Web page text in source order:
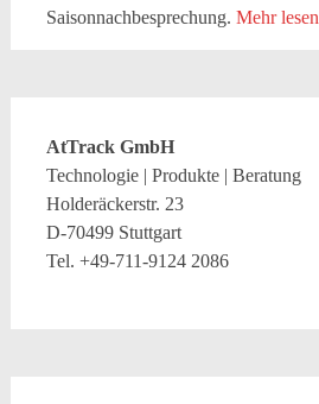
Saisonnachbesprechung. Mehr lesen
AtTrack GmbH
Technologie | Produkte | Beratung
Holderäckerstr. 23
D-70499 Stuttgart
Tel. +49-711-9124 2086